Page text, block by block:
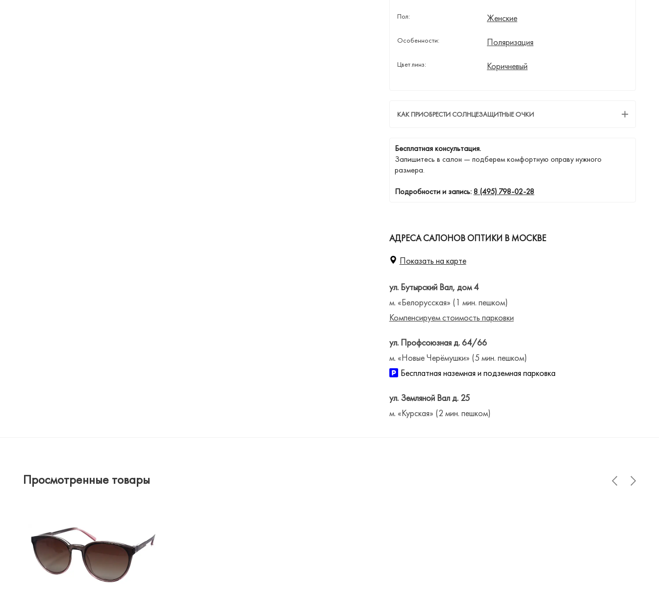
Пол: Женские
Особенности: Поляризация
Цвет линз: Коричневый
КАК ПРИОБРЕСТИ СОЛНЦЕЗАЩИТНЫЕ ОЧКИ
Бесплатная консультация.
Запишитесь в салон — подберем комфортную оправу нужного
размера.
Подробности и запись:8 (495) 798-02-28
АДРЕСА САЛОНОВ ОПТИКИ В МОСКВЕ
Показать на карте
ул. Бутырский Вал, дом 4
м. «Белорусская» (1 мин. пешком)
Компенсируем стоимость парковки
ул. Профсоюзная д. 64/66
м. «Новые Черёмушки» (5 мин. пешком)
Бесплатная наземная и подземная парковка
ул. Земляной Вал д. 25
м. «Курская» (2 мин. пешком)
Просмотренные товары